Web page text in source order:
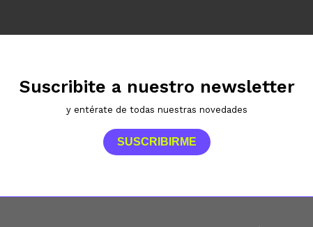
Suscribite a nuestro newsletter
y entérate de todas nuestras novedades
SUSCRIBIRME